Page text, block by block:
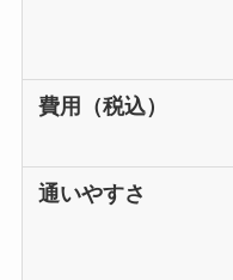
費用（税込）
通いやすさ